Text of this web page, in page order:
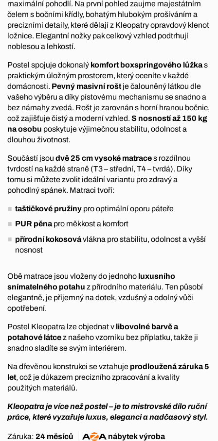
maximální pohodlí. Na první pohled zaujme majestátním
čelem s bočními křídly, bohatým hlubokým prošíváním a
precizními detaily, které dělají z Kleopatry opravdový klenot
ložnice. Elegantní nožky pak celkový vzhled podtrhují
noblesou a lehkostí.
Postel spojuje dokonalý komfort boxspringového lůžkas
praktickým úložným prostorem, který oceníte v každé
domácnosti. Pevný masivní rošt je čalouněný látkou dle
vašeho výběru a díky pístovému mechanismu se snadno a
bez námahy zvedá. Rošt je zarovnán s horní hranou bočnic,
což zajišťuje čistý a moderní vzhled. S nosností až 150 kg
na osobu poskytuje výjimečnou stabilitu, odolnost a
dlouhou životnost.
Součástí jsou dvě 25 cm vysoké matraces rozdílnou
tvrdostí na každé straně (T3 – střední, T4 – tvrdá). Díky
tomu si můžete zvolit ideální variantu pro zdravý a
pohodlný spánek. Matraci tvoří:
taštičkové pružiny pro optimální oporu páteře
PUR pěnapro měkkost a komfort
přírodní kokosovávlákna pro stabilitu, odolnost a vyšší
nosnost
Obě matrace jsou vloženy do jednoho luxusního
snímatelného potahu z přírodního materiálu. Ten působí
elegantně, je příjemný na dotek, vzdušný a odolný vůči
opotřebení.
Postel Kleopatra lze objednat v libovolné barvě a
potahové látcez našeho vzorníku bez příplatku, takže ji
snadno sladíte se svým interiérem.
Na dřevěnou konstrukci se vztahuje prodloužená záruka 5
let, což je důkazem precizního zpracování a kvality
použitých materiálů.
Kleopatra je více než postel – je to mistrovské dílo ruční
práce, které vyzařuje luxus, eleganci a nadčasový styl.
Záruka: 24 měsíců nábytekvýroba